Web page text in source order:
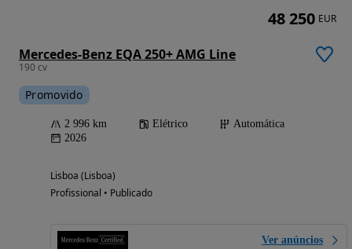
Mercedes-Benz EQA 250+ AMG Line
190 cv
Promovido
2 996 km Elétrico
Automática
2026
Lisboa (Lisboa)
Profissional • Publicado
Ver anúncios
48 250 EUR